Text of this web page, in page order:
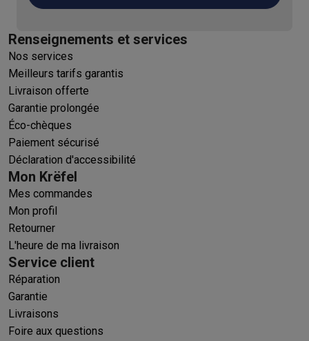
Renseignements et services
Nos services
Meilleurs tarifs garantis
Livraison offerte
Garantie prolongée
Éco-chèques
Paiement sécurisé
Déclaration d'accessibilité
Mon Krëfel
Mes commandes
Mon profil
Retourner
L'heure de ma livraison
Service client
Réparation
Garantie
Livraisons
Foire aux questions